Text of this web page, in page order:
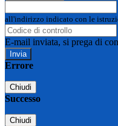
all'indirizzo indicato con le
E-mail inviata, si prega di
Errore
Chiudi
Successo
Chiudi